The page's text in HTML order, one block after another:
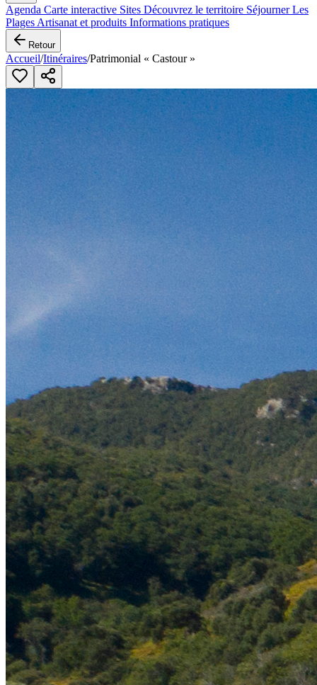
Agenda Carte interactive Sites Découvrez le territoire SéjournerLes
Plages Artisanat et produits Informations pratiques
Retour
Accueil/Itinéraires/Patrimonial « Castour »